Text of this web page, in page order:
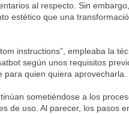
al respecto. Sin
estético que una
instructions”, empleaba la
según unos requisitos
quien quiera aprovecharla.
sometiéndose a los
de uso. Al parecer, los pasos